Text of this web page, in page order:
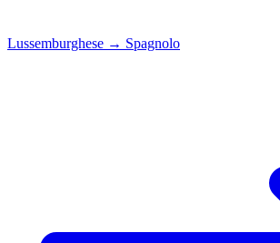
Lussemburghese → Spagnolo